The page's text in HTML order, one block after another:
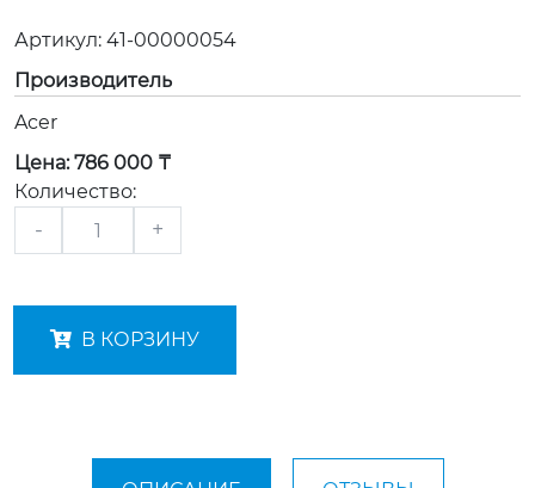
Артикул: 41-00000054
Производитель
Acer
Цена: 786 000 ₸
Количество:
- +
В КОРЗИНУ